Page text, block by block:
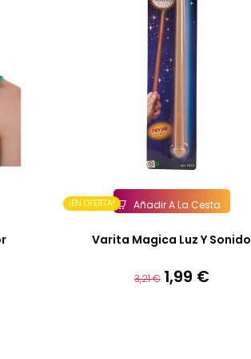
¡EN OFERTA! Añadir A La Cesta
Varita Magica Luz Y Sonido
Precio
3,21 € Precio
1,99 €